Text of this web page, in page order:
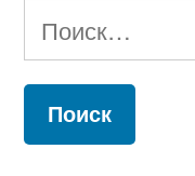
Найти: